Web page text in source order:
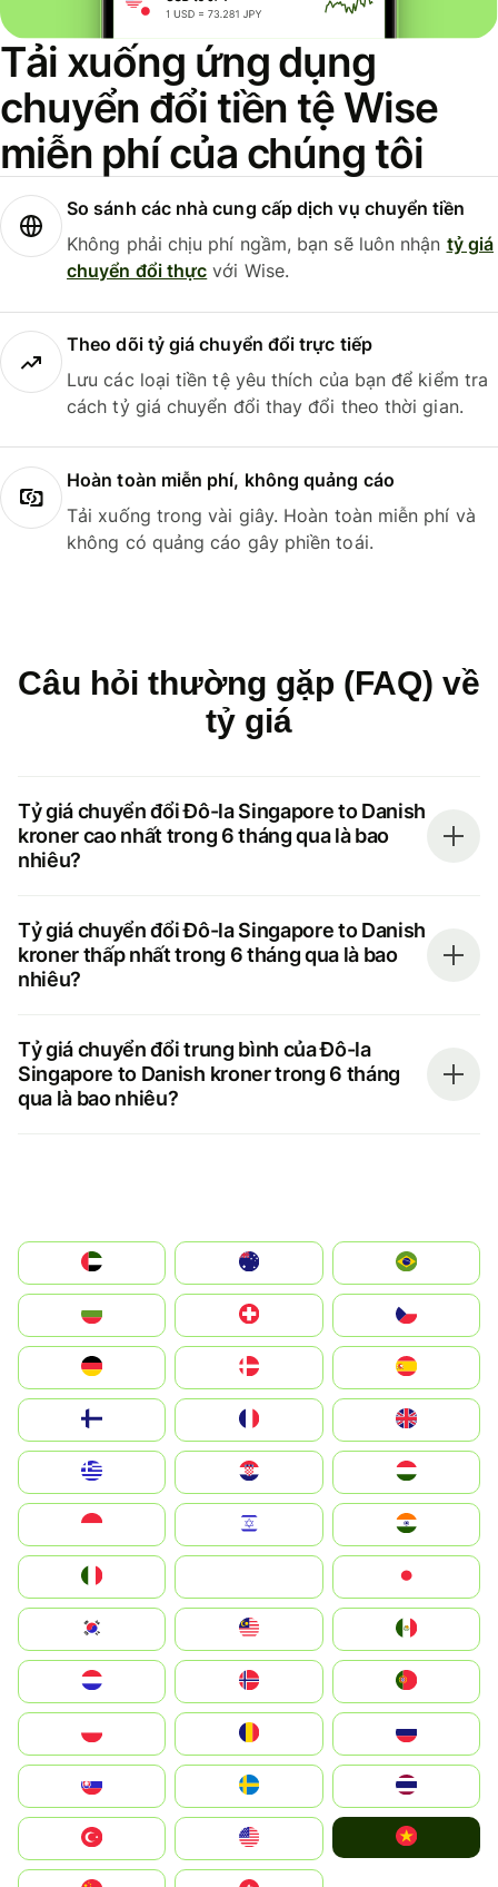
Tải xuống ứng dụng
chuyển đổi tiền tệ Wise
miễn phí của chúng tôi
So sánh các nhà cung cấp dịch vụ chuyển tiền
Không phải chịu phí ngầm, bạn sẽ luôn nhận tỷ giá
chuyển đổi thực với Wise.
Theo dõi tỷ giá chuyển đổi trực tiếp
Lưu các loại tiền tệ yêu thích của bạn để kiểm tra
cách tỷ giá chuyển đổi thay đổi theo thời gian.
Hoàn toàn miễn phí, không quảng cáo
Tải xuống trong vài giây. Hoàn toàn miễn phí và
không có quảng cáo gây phiền toái.
Câu hỏi thường gặp (FAQ) về
tỷ giá
Tỷ giá chuyển đổi Đô-la Singapore to Danish
kroner cao nhất trong 6 tháng qua là bao
nhiêu?
Tỷ giá chuyển đổi Đô-la Singapore to Danish
kroner thấp nhất trong 6 tháng qua là bao
nhiêu?
Tỷ giá chuyển đổi trung bình của Đô-la
Singapore to Danish kroner trong 6 tháng
qua là bao nhiêu?
الإمارات العربية المتحدة
Switzerland
Deutschland
United Kingdom
Magyarország
South Korea
United States